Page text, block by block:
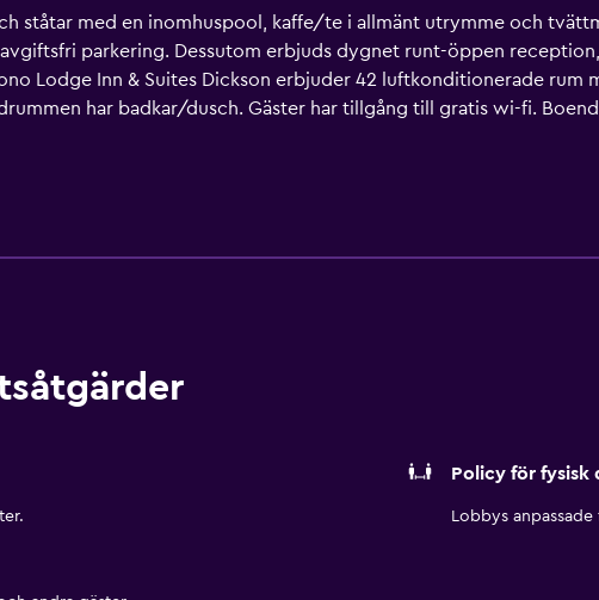
ståtar med en inomhuspool, kaffe/te i allmänt utrymme och
parkering. Dessutom erbjuds dygnet runt-öppen
Lodge Inn & Suites Dickson erbjuder 42 luftkonditionerade rum
har badkar/dusch. Gäster har tillgång till gratis wi-fi.
(restriktioner kan förekomma). Städning sker dagligen. Detta
Policy för fysisk
Lobbys